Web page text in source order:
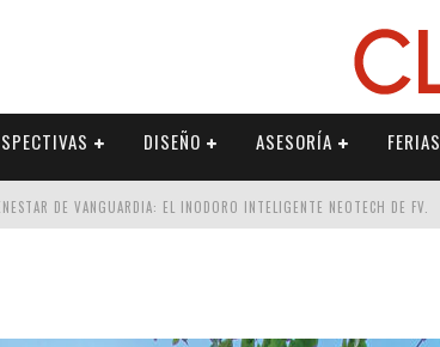
DISEÑO ASESORÍA FERIAS
DE VANGUARDIA: EL INODORO INTELIGENTE NEOTECH DE FV.